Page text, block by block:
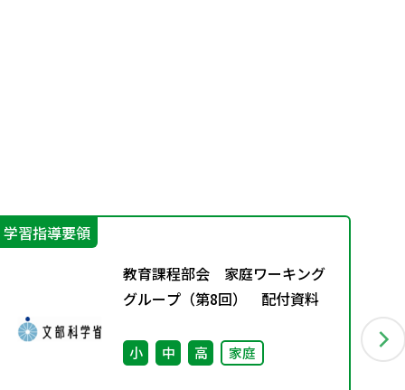
学習指導要領
教育課程部会 家庭ワーキング
グループ（第8回） 配付資料
小 中 高 家庭